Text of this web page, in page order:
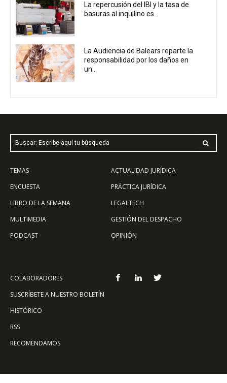
La repercusión del IBI y la tasa de
basuras al inquilino es...
La Audiencia de Balears reparte la
responsabilidad por los daños en
un...
Buscar: Escribe aquí tu búsqueda
TEMAS
ENCUESTA
LIBRO DE LA SEMANA
MULTIMEDIA
PODCAST
ACTUALIDAD JURÍDICA
PRÁCTICA JURÍDICA
LEGALTECH
GESTIÓN DEL DESPACHO
OPINIÓN
COLABORADORES
SUSCRÍBETE A NUESTRO BOLETÍN
HISTÓRICO
RSS
RECOMENDAMOS